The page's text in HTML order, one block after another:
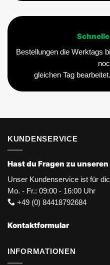
Bestellungen die Werktags
gleichen Tag
KUNDENSERVICE
Hast du Fragen zu
Unser Kundenservice ist für
Mo. - Fr.: 09:00 - 16:00 Uhr
+49 (0) 84418792684
Kontaktformular
INFORMATIONEN